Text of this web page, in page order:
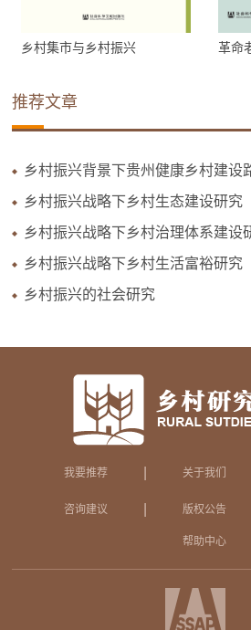
乡村集市与乡村振兴 革命
推荐文章
乡村振兴背景下贵州健康乡村建设
乡村振兴战略下乡村生态建设研究
乡村振兴战略下乡村治理体系建设
乡村振兴战略下乡村生活富裕研究
乡村振兴的社会研究
我要推荐 关于我们
咨询建议 版权公告
帮助中心